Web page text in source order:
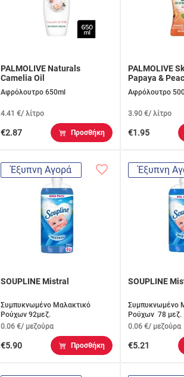
PALMOLIVE Naturals
Camelia Oil
Αφρόλουτρο 650ml
4.41 €/ λίτρο
€2.87 Προσθήκη
PALMOLIVE
Papaya &
Αφρόλουτρο
3.90 €/ λίτρο
€1.95
Έξυπνη Αγορά
SOUPLINE Mistral
Συμπυκνωμένο Μαλακτικό
Ρούχων 92μεζ.
0.06 €/ μεζούρα
€5.90 Προσθήκη
Έξυπνη
SOUPLINE
Συμπυκνωμένο
Ρούχων 78 μεζ.
0.06 €/ μεζούρα
€5.21